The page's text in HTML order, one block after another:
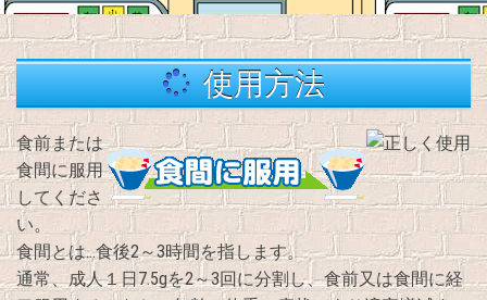
使用方法
食前または
食間に服用
してくださ
い。
食間とは…食後2～3時間を指します。
通常、成人１日7.5gを2～3回に分割し、食前又は食間に経